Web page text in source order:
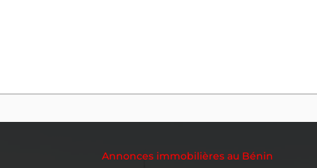
Annonces immobilières au Bénin